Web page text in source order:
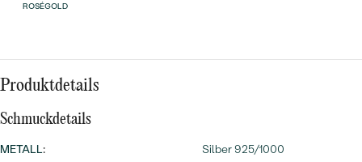
NACH DER FARBE
MASSGEFERTIGTER
DIAMANTEN
Ohrrinnge
Personalisierte
Halsketten
Ringe
ANSEHEN
ROSÉGOLD
Produktdetails
Schmuckdetails
METALL:
Silber 925/1000